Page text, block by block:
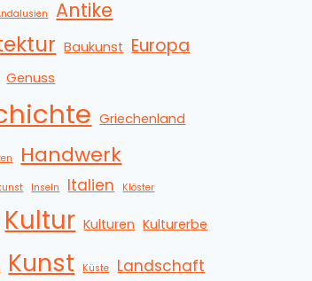
Antike
Baukunst Europa
Genuss
Griechenland
Handwerk
Inseln Italien Klöster
Kultur Kulturen Kulturerbe
Kunst Küste Landschaft